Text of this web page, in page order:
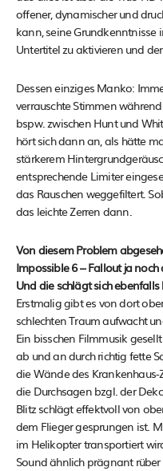
offener, dynamischer und
kann, seine Grundkenntnisse
Untertitel zu aktivieren und
Dessen einziges Manko:
verrauschte Stimmen
bspw. zwischen Hunt und
hört sich dann an, als hätte
stärkerem
entsprechende Limiter
das Rauschen weggefiltert.
das leichte Zerren dann.
Von diesem Problem
Impossible 6 – Fallout ja
Und die schlägt sich
Erstmalig gibt es von dort
schlechten Traum aufwacht
Ein bisschen Filmmusik
ab und an durch richtig fette
die Wände des
die Durchsagen bzgl. der
Blitz schlägt effektvoll von
dem Flieger gesprungen ist.
im Helikopter transportiert
Sound ähnlich prägnant rüber